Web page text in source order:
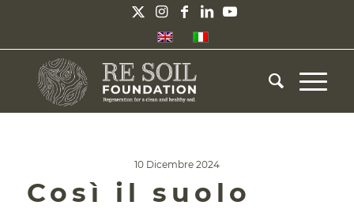
10 Dicembre 2024
Così il suolo